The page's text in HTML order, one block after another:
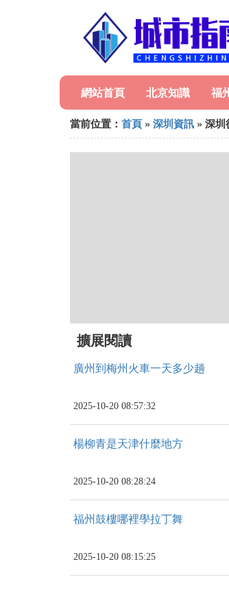
網站首頁 北京知識 福
當前位置： 首頁 » 深圳資訊 » 深
擴展閱讀
廣州到梅州火車一天多少趟
2025-10-20 08:57:32
楊柳青是天津什麼地方
2025-10-20 08:28:24
福州鼓樓哪裡學拉丁舞
2025-10-20 08:15:25